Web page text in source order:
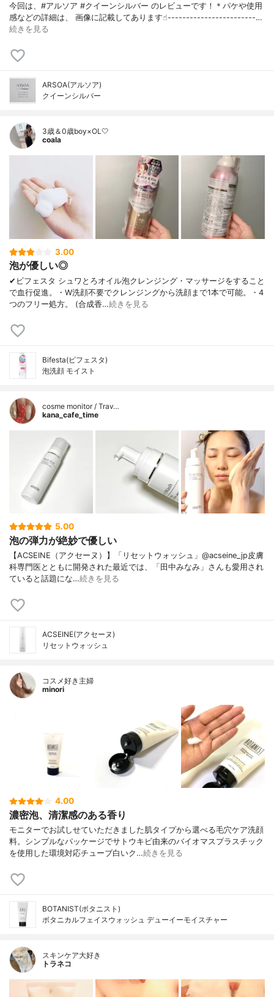
今回は、#アルソア #クイーンシルバー のレビューです！＊パケや使用
感などの詳細は、 画像に記載してあります☝︎------------------------…
続きを見る
ARSOA(アルソア)
クイーンシルバー
3歳＆0歳boy×OL🤍
coala
3.00
泡が優しい◎
✔︎ビフェスタ シュワとろオイル泡クレンジング・マッサージをすること
で血行促進。・W洗顔不要でクレンジングから洗顔まで1本で可能。・4
つのフリー処方。 (合成香…続きを見る
Bifesta(ビフェスタ)
泡洗顔 モイスト
cosme monitor / Trav…
kana_cafe_time
5.00
泡の弾力が絶妙で優しい
【ACSEINE（アクセーヌ）】「リセットウォッシュ」@acseine_jp皮膚
科専門医とともに開発された最近では、「田中みなみ」さんも愛用され
ていると話題にな…続きを見る
ACSEINE(アクセーヌ)
リセットウォッシュ
コスメ好き主婦
minori
4.00
濃密泡、清潔感のある香り
モニターでお試しせていただきました肌タイプから選べる毛穴ケア洗顔
料。シンプルなパッケージでサトウキビ由来のバイオマスプラスチック
を使用した環境対応チューブ白いク…続きを見る
BOTANIST(ボタニスト)
ボタニカルフェイスウォッシュ デューイーモイスチャー
スキンケア大好き
トラネコ